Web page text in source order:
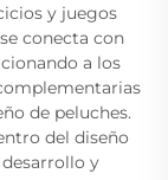
y juegos
conecta con
a los
de peluches.
del diseño
y